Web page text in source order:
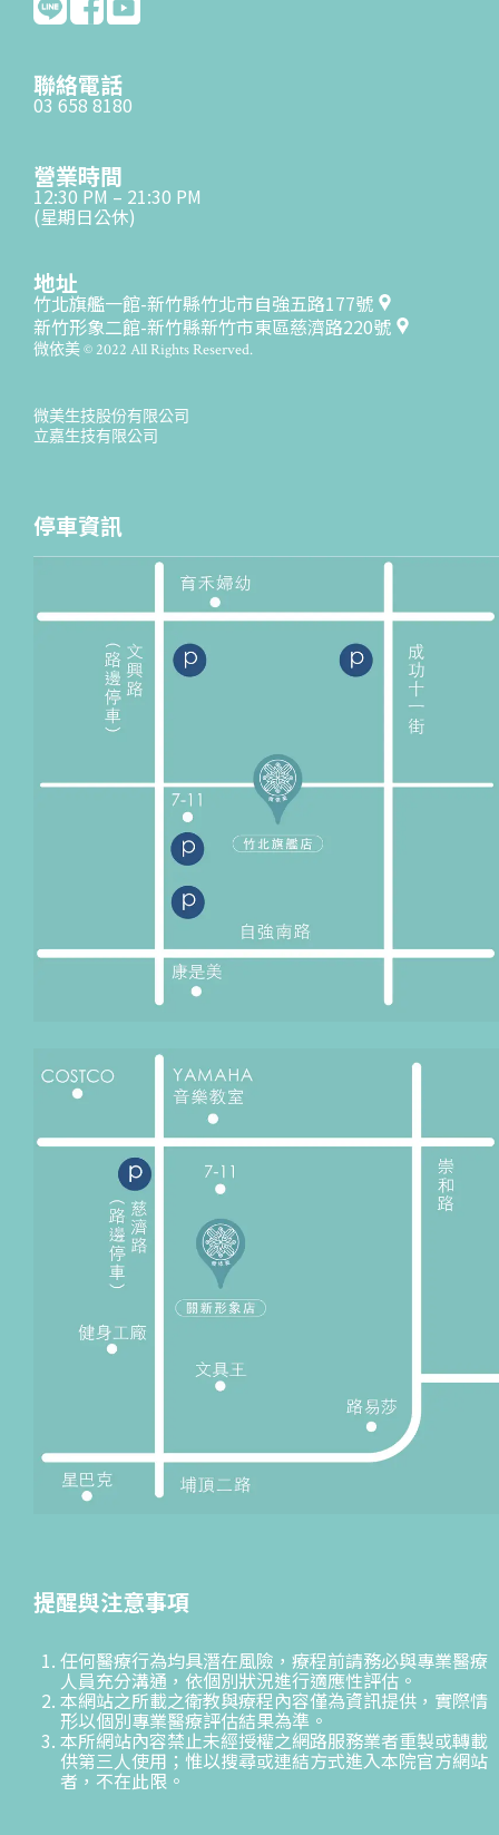
聯絡電話
03 658 8180
營業時間
12:30 PM – 21:30 PM
(星期日公休)
地址
竹北旗艦一館-新竹縣竹北市自強五路177號
新竹形象二館-新竹縣新竹市東區慈濟路220號
微依美 © 2022 All Rights Reserved.
微美生技股份有限公司
立嘉生技有限公司
停車資訊
提醒與注意事項
任何醫療行為均具潛在風險，療程前請務必與專業醫療
人員充分溝通，依個別狀況進行適應性評估。
本網站之所載之衛教與療程內容僅為資訊提供，實際情
形以個別專業醫療評估結果為準。
本所網站內容禁止未經授權之網路服務業者重製或轉載
供第三人使用；惟以搜尋或連結方式進入本院官方網站
者，不在此限。